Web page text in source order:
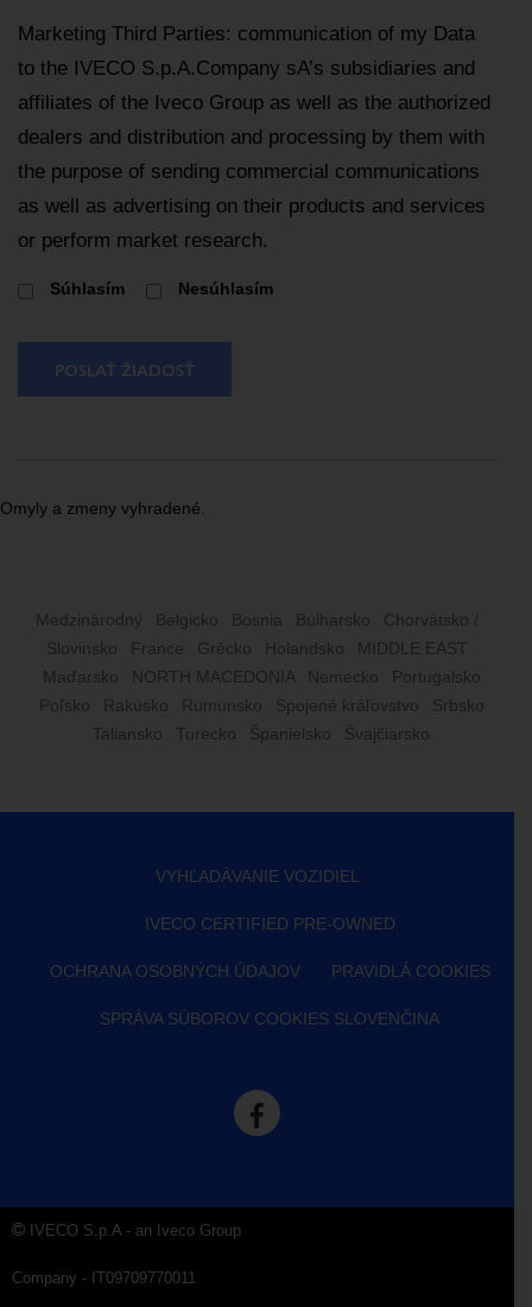
Marketing Third Parties: communication of my Data
to the IVECO S.p.A.Company sA’s subsidiaries and
affiliates of the Iveco Group as well as the authorized
dealers and distribution and processing by them with
the purpose of sending commercial communications
as well as advertising on their products and services
or perform market research.
Súhlasím Nesúhlasím
POSLAŤ ŽIADOSŤ
Omyly a zmeny vyhradené.
Medzinárodný Belgicko Bosnia Bulharsko
Chorvátsko /
Slovinsko
France Grécko Holandsko
MIDDLE EAST
Maďarsko
NORTH MACEDONIA Nemecko
Portugalsko
Poľsko
Rakúsko Rumunsko Spojené kráľovstvo
Srbsko
Taliansko
Turecko Španielsko Švajčiarsko
VYHĽADÁVANIE VOZIDIEL
IVECO CERTIFIED PRE-OWNED
OCHRANA OSOBNÝCH ÚDAJOV PRAVIDLÁ COOKIES
SPRÁVA SÚBOROV COOKIES SLOVENČINA
IVECO S.p.A - an Iveco Group
Company - IT09709770011